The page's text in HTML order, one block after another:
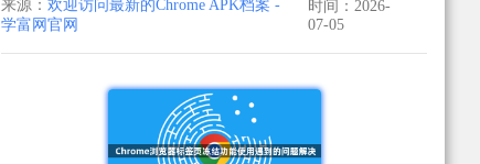
来源： 欢迎访问最新的Chrome APK档案 -
学富网官网
时间：2026-
07-05